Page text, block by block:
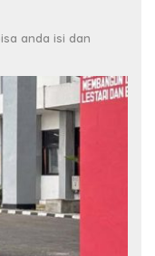
anda isi dan